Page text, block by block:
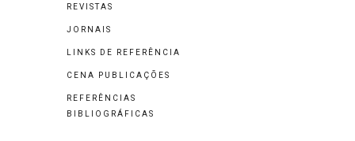
REVISTAS
JORNAIS
LINKS DE REFERÊNCIA
CENA PUBLICAÇÕES
REFERÊNCIAS
BIBLIOGRÁFICAS